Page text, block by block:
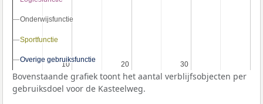
10
10 20
20 30
30
Onderwijsfunctie
Onderwijsfunctie
Sportfunctie
Sportfunctie
Overige gebruiksfunctie
Overige gebruiksfunctie
Bovenstaande grafiek toont het aantal verblijfsobjecten per
gebruiksdoel voor de Kasteelweg.